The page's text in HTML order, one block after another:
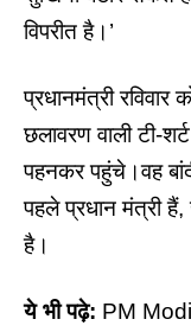
विपरीत है।’
प्रधानमंत्री रविवार
छलावरण वाली टी-
पहनकर पहुंचे।वह
पहले प्रधान मंत्री हैं,
है।
ये भी पढ़े: PM Modi